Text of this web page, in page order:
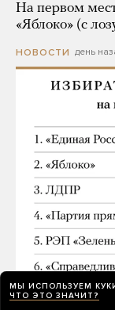
На первом
«Яблоко» (с
НОВОСТИ день
МЫ ИСПОЛЬЗУЕМ
ЧТО ЭТО ЗНАЧИТ?